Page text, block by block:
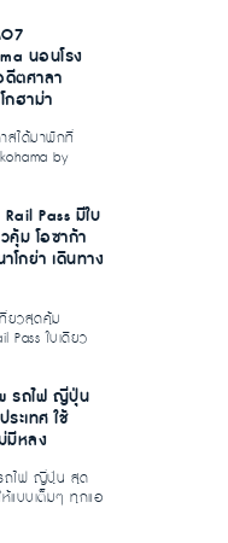
นอนโรง
ดีตศาลา
กฮาม่า
สได้มาพักที่
by
Pass มีใบ
คุ้ม โอซาก้า
โกย่า เดินทาง
ที่ยวสุดคุ้ม
Pass ใบเดียว
รถไฟ ญี่ปุ่น
ระเทศ ใช้
มีหลง
ถไฟ ญี่ปุ่น สุด
แบบเต็มๆ ทุกแอ